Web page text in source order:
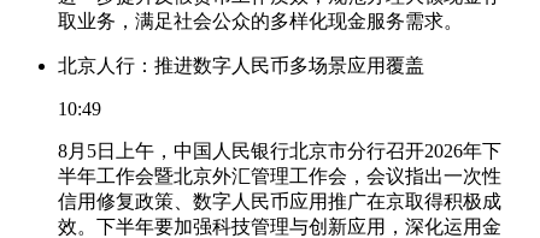
取业务，满足社会公众的多样化现金服务需求。
北京人行：推进数字人民币多场景应用覆盖
10:49
8月5日上午，中国人民银行北京市分行召开2026年下
半年工作会暨北京外汇管理工作会，会议指出一次性
信用修复政策、数字人民币应用推广在京取得积极成
效。下半年要加强科技管理与创新应用，深化运用金